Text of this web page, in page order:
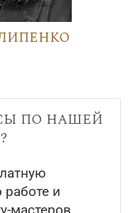
по нашей
работе и